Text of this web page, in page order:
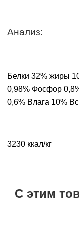
Анализ:
Белки 32% жиры
0,98% Фосфор
0,6% Влага 10%
3230 ккал/кг
С этим